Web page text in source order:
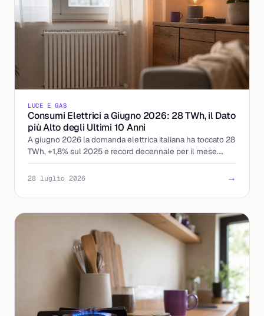
LUCE E GAS
Consumi Elettrici a Giugno 2026: 28 TWh, il Dato
più Alto degli Ultimi 10 Anni
A giugno 2026 la domanda elettrica italiana ha toccato 28
TWh, +1,8% sul 2025 e record decennale per il mese.
Cosa significa per prezzi e bollette.
28 luglio 2026 →